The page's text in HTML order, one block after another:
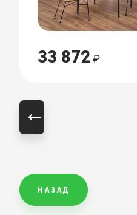
33 872
НАЗАД